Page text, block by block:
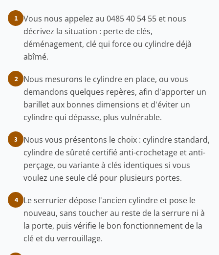
1
Vous nous appelez au 0485 40 54 55 et nous
décrivez la situation : perte de clés,
déménagement, clé qui force ou cylindre déjà
abîmé.
2
Nous mesurons le cylindre en place, ou vous
demandons quelques repères, afin d'apporter un
barillet aux bonnes dimensions et d'éviter un
cylindre qui dépasse, plus vulnérable.
3
Nous vous présentons le choix : cylindre standard,
cylindre de sûreté certifié anti-crochetage et anti-
perçage, ou variante à clés identiques si vous
voulez une seule clé pour plusieurs portes.
4
Le serrurier dépose l'ancien cylindre et pose le
nouveau, sans toucher au reste de la serrure ni à
la porte, puis vérifie le bon fonctionnement de la
clé et du verrouillage.